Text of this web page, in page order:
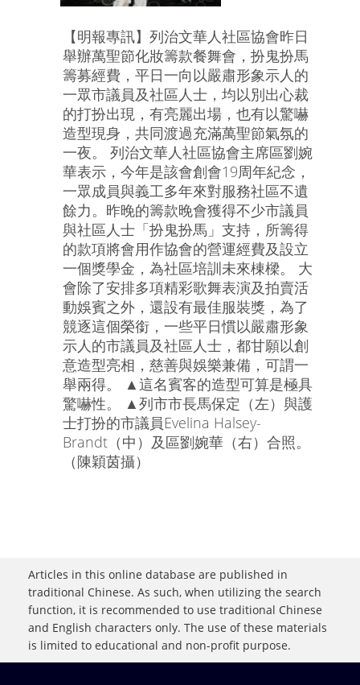
【明報專訊】列治文華人社區協會昨日
舉辦萬聖節化妝籌款餐舞會，扮鬼扮馬
籌募經費，平日一向以嚴肅形象示人的
一眾市議員及社區人士，均以別出心裁
的打扮出現，有亮麗出場，也有以驚嚇
造型現身，共同渡過充滿萬聖節氣氛的
一夜。 列治文華人社區協會主席區劉婉
華表示，今年是該會創會19周年紀念，
一眾成員與義工多年來對服務社區不遺
餘力。昨晚的籌款晚會獲得不少市議員
與社區人士「扮鬼扮馬」支持，所籌得
的款項將會用作協會的營運經費及設立
一個獎學金，為社區培訓未來棟樑。 大
會除了安排多項精彩歌舞表演及拍賣活
動娛賓之外，還設有最佳服裝獎，為了
競逐這個榮銜，一些平日慣以嚴肅形象
示人的市議員及社區人士，都甘願以創
意造型亮相，慈善與娛樂兼備，可謂一
舉兩得。 ▲這名賓客的造型可算是極具
驚嚇性。 ▲列市市長馬保定（左）與護
士打扮的市議員Evelina Halsey-
Brandt（中）及區劉婉華（右）合照。
（陳穎茵攝）
Articles in this online database are published in
traditional Chinese. As such, when utilizing the search
function, it is recommended to use traditional Chinese
and English characters only. The use of these materials
is limited to educational and non-profit purpose.